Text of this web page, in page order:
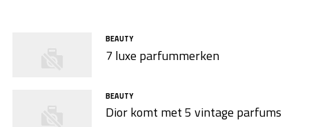
BEAUTY
7 luxe parfummerken
BEAUTY
Dior komt met 5 vintage parfums